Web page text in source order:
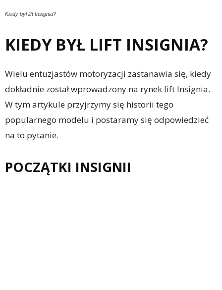
Kiedy był lift Insignia?
KIEDY BYŁ LIFT INSIGNIA?
Wielu entuzjastów motoryzacji zastanawia się, kiedy
dokładnie został wprowadzony na rynek lift Insignia.
W tym artykule przyjrzymy się historii tego
popularnego modelu i postaramy się odpowiedzieć
na to pytanie.
POCZĄTKI INSIGNII